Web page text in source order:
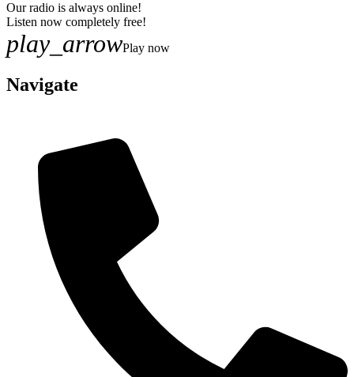
Our radio is always online!
Listen now completely free!
play_arrowPlay now
Navigate